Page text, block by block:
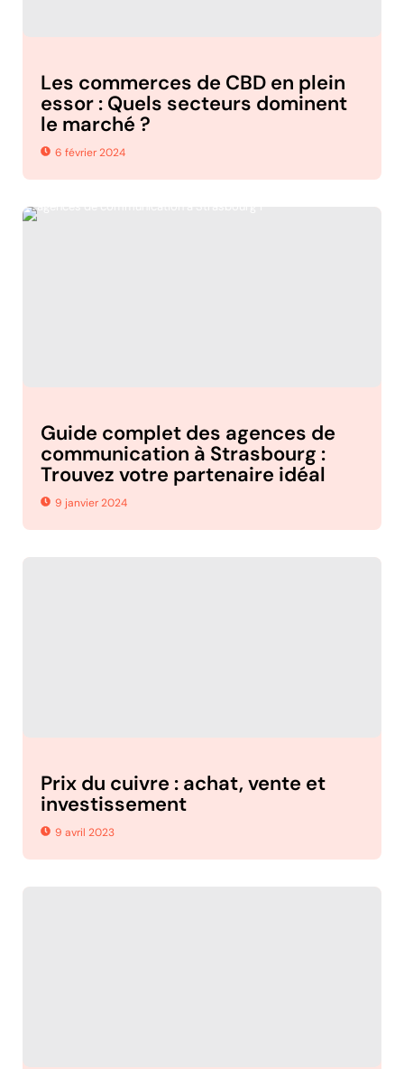
Les commerces de CBD en plein
essor : Quels secteurs dominent
le marché ?
6 février 2024
Guide complet des agences de
communication à Strasbourg :
Trouvez votre partenaire idéal
9 janvier 2024
Prix du cuivre : achat, vente et
investissement
9 avril 2023